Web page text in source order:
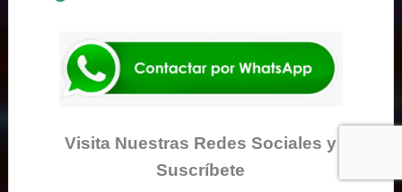
Visita Nuestras Redes Sociales y
Suscríbete